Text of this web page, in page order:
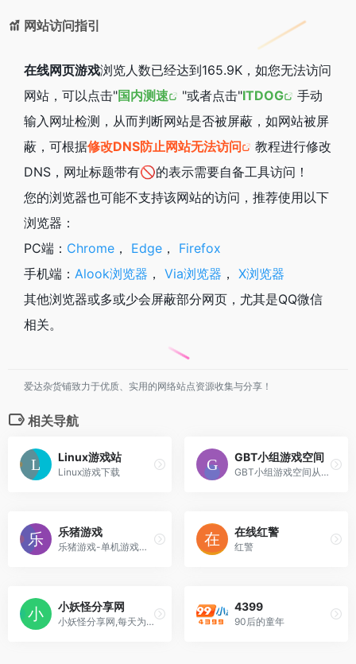
网站访问指引
在线网页游戏浏览人数已经达到165.9K，如您无法访问
网站，可以点击"国内测速 "或者点击"ITDOG
手动
输入网址检测，从而判断网站是否被屏蔽，如网站被屏
蔽，可根据修改DNS防止网站无法访问
教程进行修改
DNS，网址标题带有🚫的表示需要自备工具访问！
您的浏览器也可能不支持该网站的访问，推荐使用以下
浏览器：
PC端： Chrome ， Edge ， Firefox
手机端： Alook浏览器 ， Via浏览器 ， X浏览器
其他浏览器或多或少会屏蔽部分网页，尤其是QQ微信
相关。
爱达杂货铺致力于优质、实用的网络站点资源收集与分享！
相关导航
Linux游戏站
Linux游戏下载
GBT小组游戏空间
GBT小组游戏空间从2007年持续更新的游戏下载列表
乐猪游戏
乐猪游戏-单机游戏，电脑游戏，手机游戏，
在线红警
红警
小妖怪分享网
小妖怪分享网,每天为大家更新国内外单机PJ游戏，安卓PJ软件，WIN软件下载，CAD 3DMAX的实用教程，收录最新最全的STEAM单机破解游戏，本站游戏免解压免安装，下载即玩。
4399
90后的童年